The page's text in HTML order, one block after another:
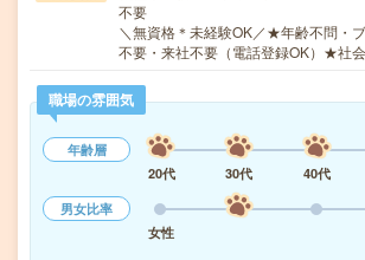
不要
＼無資格＊未経験OK／★年齢不問・
不要・来社不要（電話登録OK）★社
職場の雰囲気
年齢層
20代
30代 40代
男女比率
女性